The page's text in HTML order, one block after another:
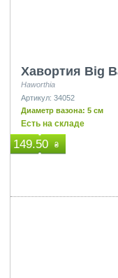
Хавортия Big
Haworthia
Артикул: 34052
Диаметр вазона: 5 см
Есть на складе
149.50 ₴